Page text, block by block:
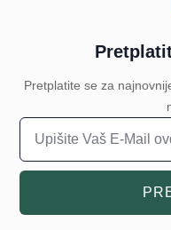
Pretplatite se za